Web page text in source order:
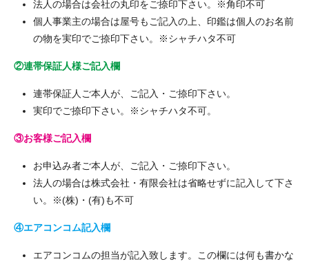
法人の場合は会社の丸印をご捺印下さい。※角印不可
個人事業主の場合は屋号もご記入の上、印鑑は個人のお名前
の物を実印でご捺印下さい。※シャチハタ不可
②連帯保証人様ご記入欄
連帯保証人ご本人が、ご記入・ご捺印下さい。
実印でご捺印下さい。※シャチハタ不可。
③お客様ご記入欄
お申込み者ご本人が、ご記入・ご捺印下さい。
法人の場合は株式会社・有限会社は省略せずに記入して下さ
い。※(株)・(有)も不可
④エアコンコム記入欄
エアコンコムの担当が記入致します。この欄には何も書かな